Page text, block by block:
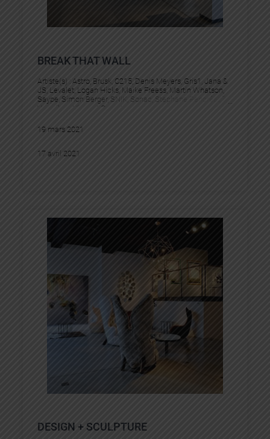
BREAK THAT WALL
Artiste(s) : Astro Brusk C215 Denis Meyers Gris1 Jana &
JS Levalet Logan Hicks Maike Freess Martin Whatson
Saype Simon Berger, SNIK Sonac Stephane Pencréac’h
Vermibus
Vincent Corpet
19 mars 2021
17 avril 2021
DESIGN + SCULPTURE